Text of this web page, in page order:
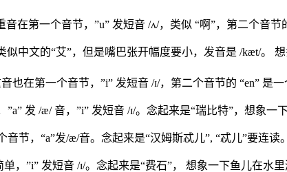
在第一个音节，”u” 发短音 /ʌ/，类似 “啊”，第二个音节
中文的“艾”，但是嘴巴张开幅度要小，发音是 /kæt/。
在第一个音节，”i” 发短音 /ɪ/，第二个音节的 “en” 是
发 /æ/ 音，”i” 发短音 /ɪ/。念起来是“瑞比特”，想象一
节，“a”发/æ/音。念起来是“汉姆斯忒儿”, “忒儿”要连读。
，”i” 发短音 /ɪ/。念起来是“费石”， 想象一下鱼儿在水里